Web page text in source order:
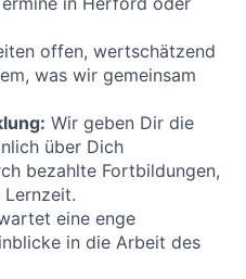
offen, wertschätzend
was wir gemeinsam
Wir geben Dir die
über Dich
bezahlte Fortbildungen,
eine enge
in die Arbeit des